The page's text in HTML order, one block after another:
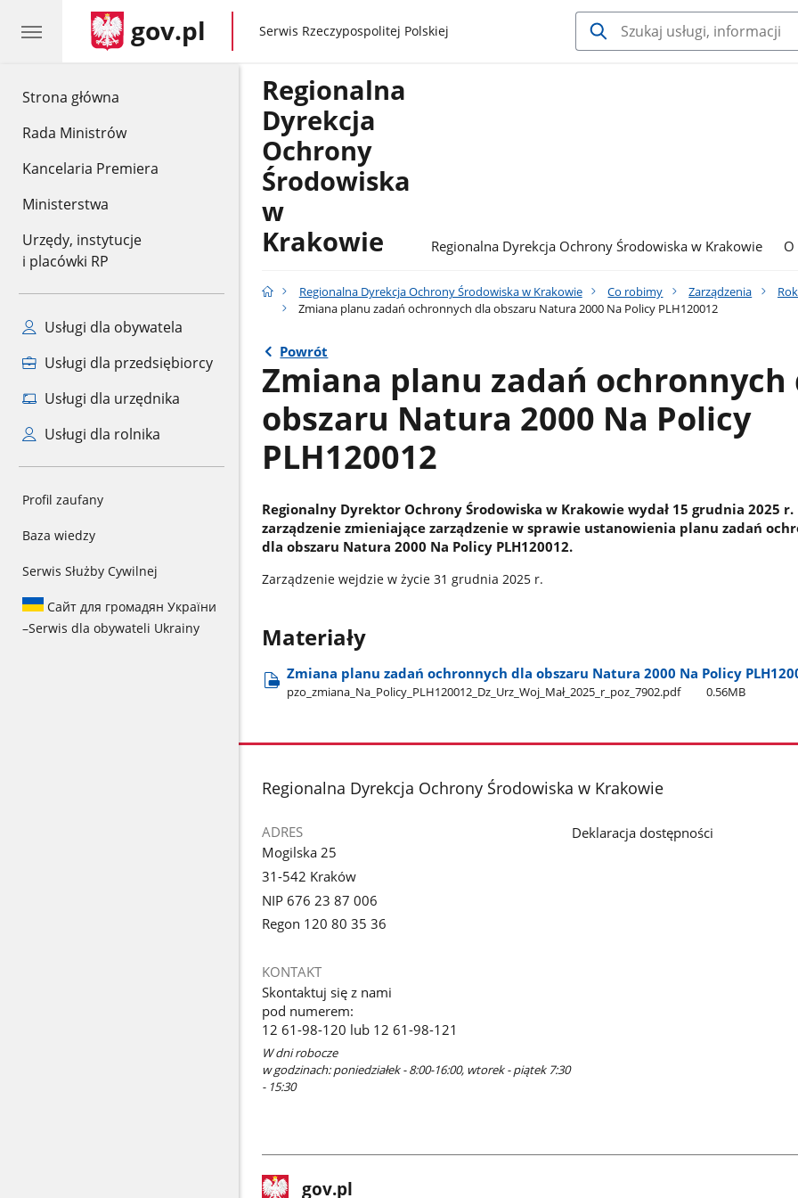
Strona główna
Rada Ministrów
Kancelaria Premiera
Ministerstwa
Urzędy, instytucje
i placówki RP
Usługi dla obywatela
Usługi dla przedsiębiorcy
Usługi dla urzędnika
Usługi dla rolnika
Profil zaufany
Baza wiedzy
Serwis Służby Cywilnej
Сайт для громадян України
–Serwis dla obywateli Ukrainy
gov.pl gov.pl
Serwis Rzeczypospolitej Polskiej
Regionalna
Dyrekcja
Ochrony
Środowiska
w
Krakowie
Regionalna Dyrekcja Ochrony Środowiska w Krakowie O
Regionalna Dyrekcja Ochrony Środowiska w Krakowie Co robimy Zarządzenia
Zmiana planu zadań ochronnych dla obszaru Natura 2000 Na Policy PLH120012
Powrót
Zmiana planu zadań ochronnych
obszaru Natura 2000 Na Policy
PLH120012
Regionalny Dyrektor Ochrony Środowiska w Krakowie wydał 15 grudnia 2025 r.
zarządzenie zmieniające zarządzenie w sprawie ustanowienia planu zadań
dla obszaru Natura 2000 Na Policy PLH120012.
Zarządzenie wejdzie w życie 31 grudnia 2025 r.
Materiały
Zmiana planu zadań ochronnych dla obszaru Natura 2000 Na Policy
pzo​_zmiana​_Na​_Policy​_PLH120012​_Dz​_Urz​_Woj​_Mał​_2025​_r​_poz​_7902.pdf 0.56MB
stopka
Regionalna Dyrekcja Ochrony Środowiska w Krakowie
ADRES
Mogilska 25
31-542 Kraków
NIP 676 23 87 006
Regon 120 80 35 36
KONTAKT
Skontaktuj się z nami
pod numerem:
12 61-98-120 lub 12 61-98-121
W dni robocze
w godzinach: poniedziałek - 8:00-16:00, wtorek - piątek 7:30
- 15:30
Deklaracja dostępności
stopkaStrona
gov.pl